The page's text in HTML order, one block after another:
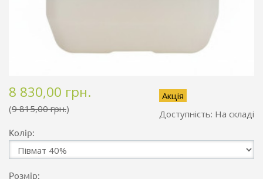
Акція
Доступність: На складі
8 830,00 грн.
9 815,00 грн.
Колір:
Розмір: